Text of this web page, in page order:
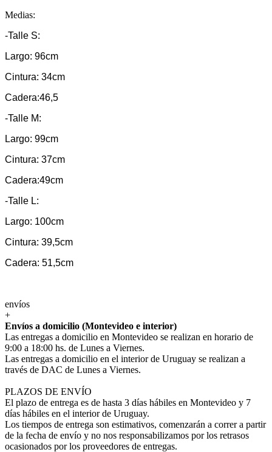
Medias:
-Talle S:
Largo: 96cm
Cintura: 34cm
Cadera:46,5
-Talle M:
Largo: 99cm
Cintura: 37cm
Cadera:49cm
-Talle L:
Largo: 100cm
Cintura: 39,5cm
Cadera: 51,5cm
envíos
+
Envíos a domicilio (Montevideo e interior)
Las entregas a domicilio en Montevideo se realizan en horario de
9:00 a 18:00 hs. de Lunes a Viernes.
Las entregas a domicilio en el interior de Uruguay se realizan a
través de DAC de Lunes a Viernes.
PLAZOS DE ENVÍO
El plazo de entrega es de hasta 3 días hábiles en Montevideo y 7
días hábiles en el interior de Uruguay.
Los tiempos de entrega son estimativos, comenzarán a correr a partir
de la fecha de envío y no nos responsabilizamos por los retrasos
ocasionados por los proveedores de entregas.